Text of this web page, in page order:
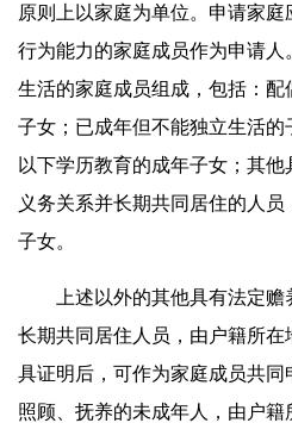
原则上以家庭为单位。申请家
行为能力的家庭成员作为申请人
生活的家庭成员组成，包括：
子女；已成年但不能独立生活的
以下学历教育的成年子女；其
义务关系并长期共同居住的人
子女。
上述以外的其他具有法定赡
长期共同居住人员，由户籍所
具证明后，可作为家庭成员共
照顾、抚养的未成年人，由户